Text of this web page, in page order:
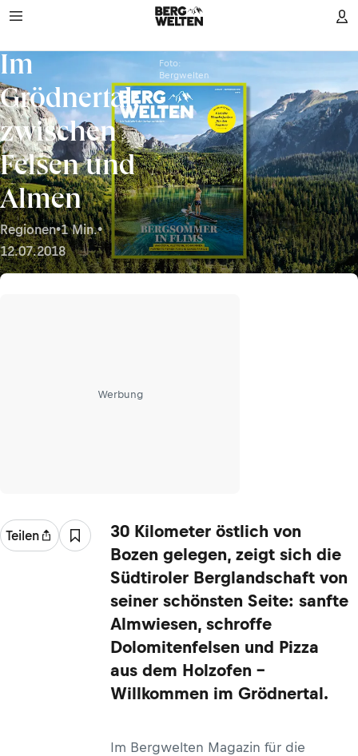
Im
Grödnertal:
zwischen
Felsen und
Almen
Regionen•1 Min.•
12.07.2018
Foto:
Bergwelten
Werbung
Teilen
30 Kilometer östlich von
Bozen gelegen, zeigt sich die
Südtiroler Berglandschaft von
seiner schönsten Seite: sanfte
Almwiesen, schroffe
Dolomitenfelsen und Pizza
aus dem Holzofen –
Willkommen im Grödnertal.
Im Bergwelten Magazin für die